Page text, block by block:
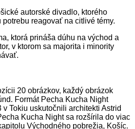
autorské divadlo, ktorého
reagovať na citlivé témy.
ktorá prináša dúhu na východ a
v ktorom sa majorita i minority
20 obrázkov, každý obrázok
Formát Pecha Kucha Night
Tokiu uskutočnili architekti Astrid
Kucha Night sa rozšírila do viac
Východného pobrežia, Košíc.